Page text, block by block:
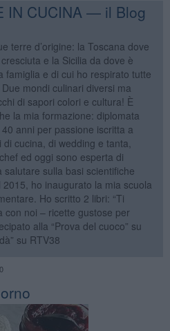
IN CUCINA — il Blog
terre d’origine: la Toscana dove
e la Sicilia da dove è
famiglia e di cui ho respirato tutte
mondi culinari diversi ma
di sapori colori e cultura! È
la mia formazione: diplomata
anni per passione iscritta a
cucina, di wedding e tanta,
ed oggi sono esperta di
sulla basi scientifiche
ho inaugurato la mia scuola
Ho scritto 2 libri: “Ti
con noi – ricette gustose per
alla “Prova del cuoco” su
su RTV38